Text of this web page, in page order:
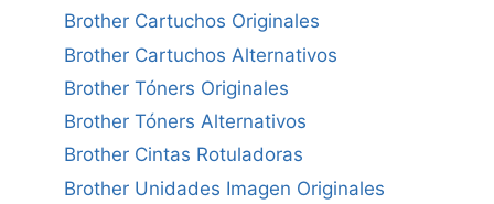
Brother Cartuchos Originales
Brother Cartuchos Alternativos
Brother Tóners Originales
Brother Tóners Alternativos
Brother Cintas Rotuladoras
Brother Unidades Imagen Originales